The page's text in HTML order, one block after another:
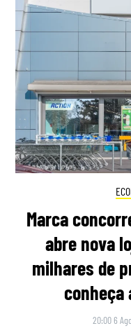
Marca
abre nova
milhares de
conheça
20:00 6